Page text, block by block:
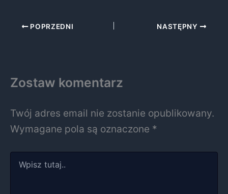
POPRZEDNI NASTĘPNY
Zostaw komentarz
Twój adres email nie zostanie opublikowany.
Wymagane pola są oznaczone *
tutaj..